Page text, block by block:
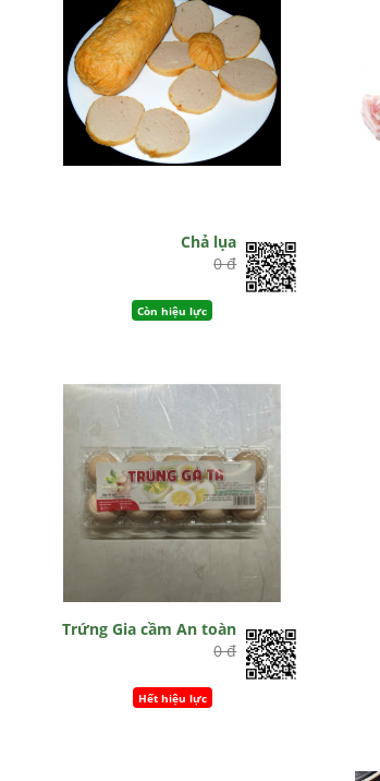
Chả lụa
0 đ
Còn hiệu lực
Trứng Gia cầm An toàn
0 đ
Hết hiệu lực